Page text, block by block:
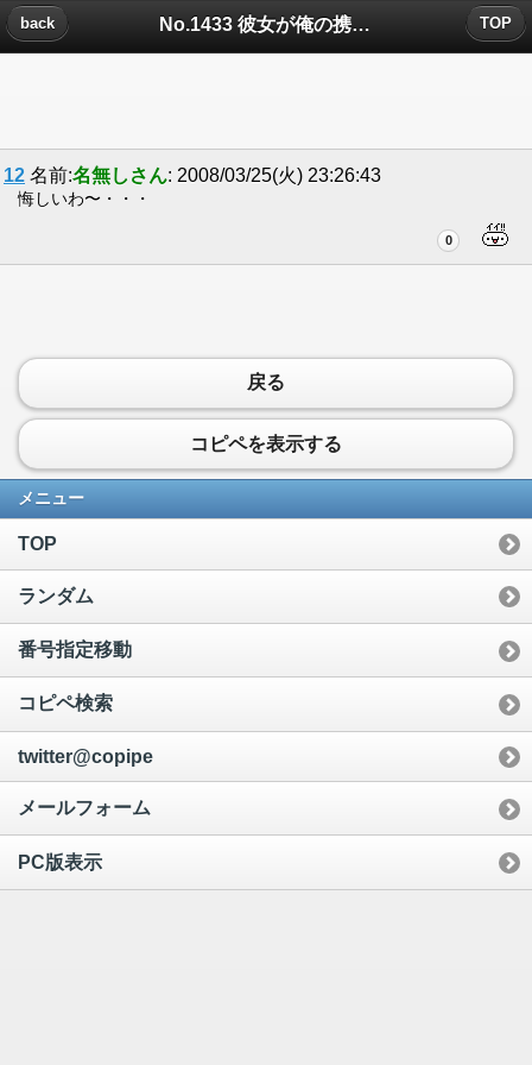
No.1433 彼女が俺の携帯見てましたについたコメント
back TOP
12 名前:名無しさん: 2008/03/25(火) 23:26:43
悔しいわ〜・・・
0
戻る
コピペを表示する
メニュー
TOP
ランダム
番号指定移動
コピペ検索
twitter@copipe
メールフォーム
PC版表示